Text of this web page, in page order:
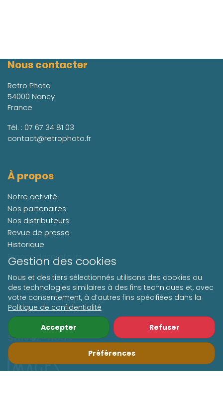
Gestion des cookies
Nous et des tiers sélectionnés utilisons des cookies ou
des technologies similaires à des fins techniques et, avec
votre consentement, à d’autres fins spécifiées dans la
Politique de confidentialité
Accepter
Refuser
Préférences
Nous contacter
Retro Photo
54000 Nancy
France
Tél. : 07 67 34 81 03
contact@retrophoto.fr
À propos
Notre activité
Nos partenaires
Nos distributeurs
Revue de presse
Historique
Espace décorateurs
Nos conditions de vente
Mentions Légales
Politique de confidentialité
Suivez-nous